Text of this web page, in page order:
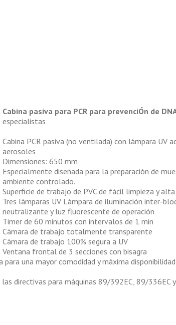
Cabina pasiva para PCR para prevenciÓn de
especialistas
Cabina PCR pasiva (no ventilada) con lámpara UV
aerosoles
Dimensiones: 650 mm
Especialmente diseñada para la preparación de
ambiente controlado.
Superficie de trabajo de PVC de fácil limpieza y
Tres lámparas UV Lámpara de iluminación inter-
neutralizante y luz fluorescente de operación
Timer de 60 minutos con intervalos de 1 min
Cámara de trabajo totalmente transparente
Cámara de trabajo 100% segura a UV
Ventana frontal de 3 secciones con bisagra
una mayor comodidad y máxima
directivas para máquinas 89/392EC, 89/336EC